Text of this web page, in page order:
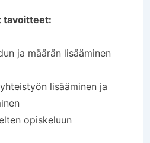
tavoitteet:
ja määrän lisääminen
lisääminen ja
opiskeluun